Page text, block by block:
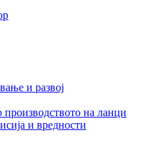
и развој
производството на ланци
и вредности